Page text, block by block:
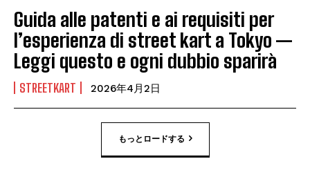
Guida alle patenti e ai requisiti per
l’esperienza di street kart a Tokyo —
Leggi questo e ogni dubbio sparirà
STREETKART 2026年4月2日
もっとロードする